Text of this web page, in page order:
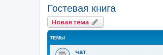
Гостевая книга
Новая тема
ТЕМЫ
чат